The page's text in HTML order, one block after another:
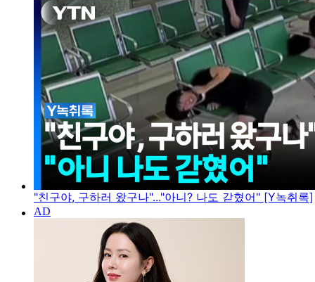
"친구야, 구하러 왔구나"..."아니? 나도 갇혔어" [Y녹취록]